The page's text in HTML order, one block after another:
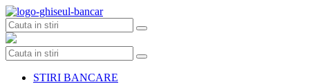
Skip
to
content
STIRI BANCARE